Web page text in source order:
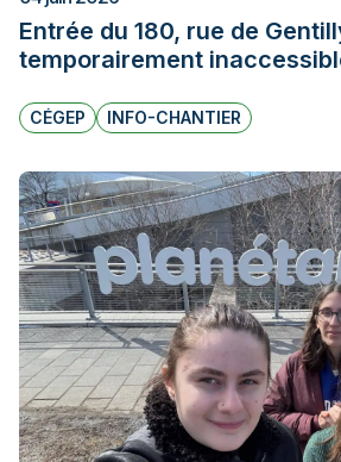
Entrée du 180, rue de
temporairement
CÉGEP INFO-CHANTIER